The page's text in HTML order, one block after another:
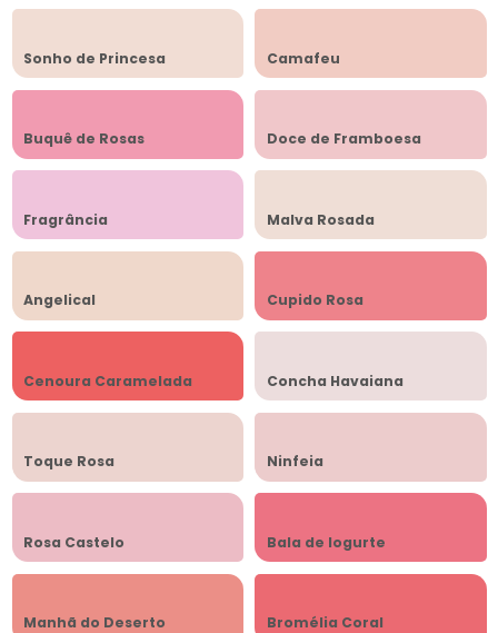
Sonho de Princesa Camafeu
Buquê de Rosas Doce de Framboesa
Fragrância Malva Rosada
Angelical Cupido Rosa
Cenoura Caramelada Concha Havaiana
Toque Rosa Ninfeia
Rosa Castelo Bala de Iogurte
Manhã do Deserto Bromélia Coral